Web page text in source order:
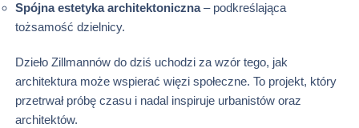
Spójna estetyka architektoniczna– podkreślająca
tożsamość dzielnicy.
Dzieło Zillmannów do dziś uchodzi za wzór tego, jak
architektura może wspierać więzi społeczne. To projekt, który
przetrwał próbę czasu i nadal inspiruje urbanistów oraz
architektów.